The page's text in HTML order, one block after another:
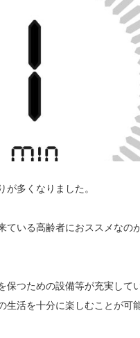
多くなりました。
ている高齢者におススメなの
つための設備等が充実して
活を十分に楽しむことが可能